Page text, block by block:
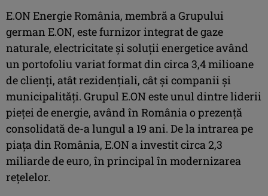
E.ON Energie România, membră a Grupului
german E.ON, este furnizor integrat de gaze
naturale, electricitate şi soluţii energetice având
un portofoliu variat format din circa 3,4 milioane
de clienţi, atât rezidenţiali, cât şi companii şi
municipalităţi. Grupul E.ON este unul dintre liderii
pieţei de energie, având în România o prezenţă
consolidată de-a lungul a 19 ani. De la intrarea pe
piaţa din România, E.ON a investit circa 2,3
miliarde de euro, în principal în modernizarea
reţelelor.